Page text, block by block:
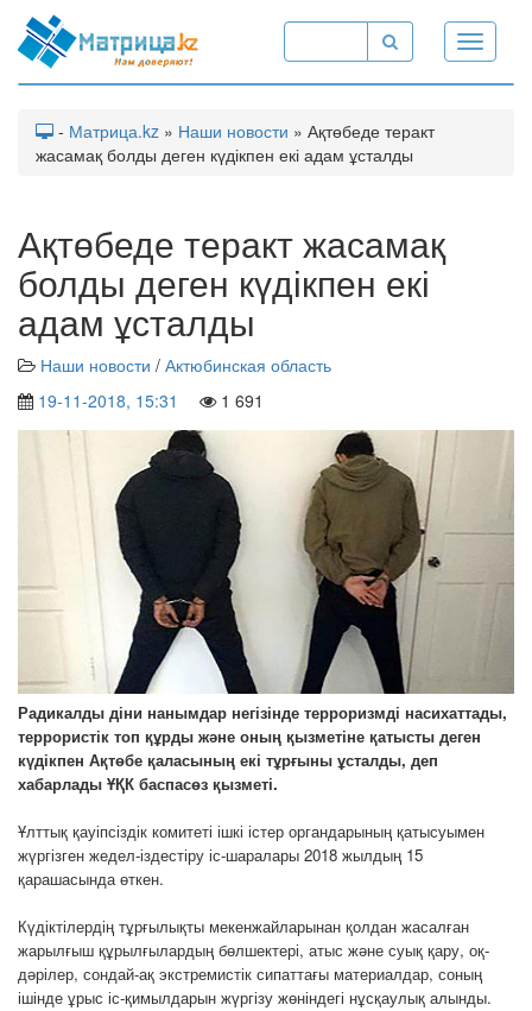
Toggle
- Матрица.kz » Наши новости » Ақтөбеде теракт
жасамақ болды деген күдікпен екі адам ұсталды
Ақтөбеде теракт жасамақ
болды деген күдікпен екі
адам ұсталды
Наши новости / Актюбинская область
19-11-2018, 15:31
1 691
Радикалды діни нанымдар негізінде терроризмді насихаттады,
террористік топ құрды және оның қызметіне қатысты деген
күдікпен Ақтөбе қаласының екі тұрғыны ұсталды, деп
хабарлады ҰҚК баспасөз қызметі.
Ұлттық қауіпсіздік комитеті ішкі істер органдарының қатысуымен
жүргізген жедел-іздестіру іс-шаралары 2018 жылдың 15
қарашасында өткен.
Күдіктілердің тұрғылықты мекенжайларынан қолдан жасалған
жарылғыш құрылғылардың бөлшектері, атыс және суық қару, оқ-
дәрілер, сондай-ақ экстремистік сипаттағы материалдар, соның
ішінде ұрыс іс-қимылдарын жүргізу жөніндегі нұсқаулық алынды.